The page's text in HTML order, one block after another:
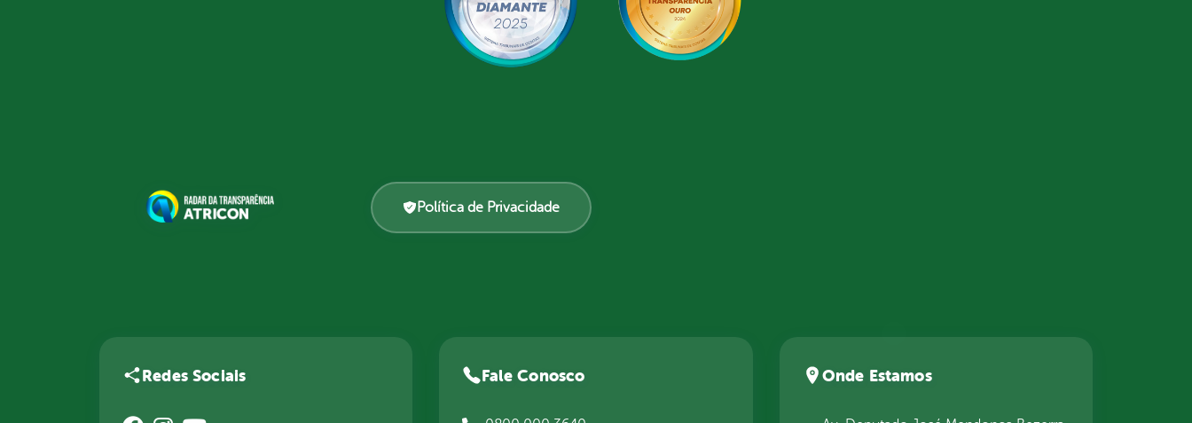
Política de Privacidade
Redes Sociais Fale Conosco Onde Estamos